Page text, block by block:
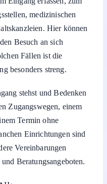
medizinischen
Hier können
Besuch an sich
Zugangswegen, einem
Termin ohne
Einrichtungen sind
Vereinbarungen
Beratungsangeboten.